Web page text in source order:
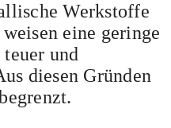
Werkstoffe
eine geringe
und
diesen Gründen